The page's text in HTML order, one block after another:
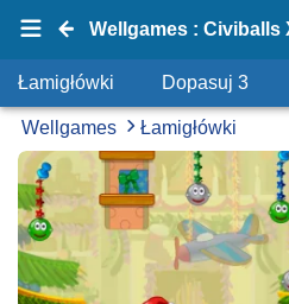
Łamigłówki Dopasuj 3
Wellgames Łamigłówki